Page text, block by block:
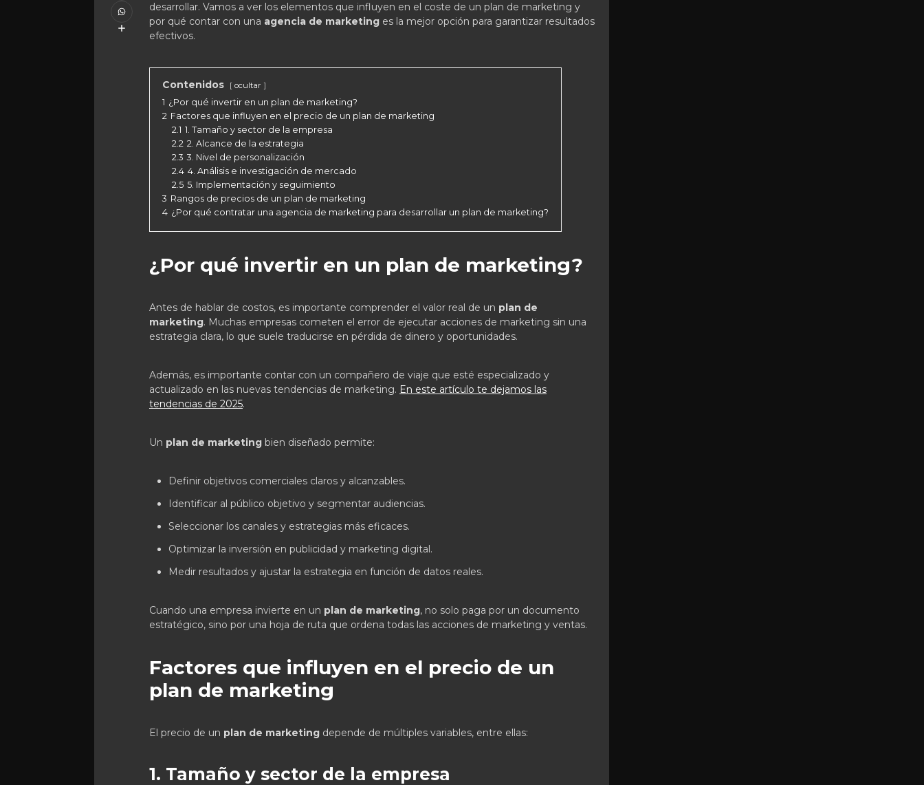
desarrollar. Vamos a ver los elementos que influyen en el coste de un plan de marketing y
por qué contar con una agencia de marketing es la mejor opción para garantizar resultados
efectivos.
Contenidos ocultar
1 ¿Por qué invertir en un plan de marketing?
2 Factores que influyen en el precio de un plan de marketing
2.1 1. Tamaño y sector de la empresa
2.2 2. Alcance de la estrategia
2.3 3. Nivel de personalización
2.4 4. Análisis e investigación de mercado
2.5 5. Implementación y seguimiento
3 Rangos de precios de un plan de marketing
4 ¿Por qué contratar una agencia de marketing para desarrollar un plan de marketing?
¿Por qué invertir en un plan de marketing?
Antes de hablar de costos, es importante comprender el valor real de un plan de
marketing. Muchas empresas cometen el error de ejecutar acciones de marketing sin una
estrategia clara, lo que suele traducirse en pérdida de dinero y oportunidades.
Además, es importante contar con un compañero de viaje que esté especializado y
actualizado en las nuevas tendencias de marketing. En este artículo te dejamos las
tendencias de 2025.
Un plan de marketing bien diseñado permite:
Definir objetivos comerciales claros y alcanzables.
Identificar al público objetivo y segmentar audiencias.
Seleccionar los canales y estrategias más eficaces.
Optimizar la inversión en publicidad y marketing digital.
Medir resultados y ajustar la estrategia en función de datos reales.
Cuando una empresa invierte en un plan de marketing, no solo paga por un documento
estratégico, sino por una hoja de ruta que ordena todas las acciones de marketing y ventas.
Factores que influyen en el precio de un
plan de marketing
El precio de un plan de marketing depende de múltiples variables, entre ellas:
1. Tamaño y sector de la empresa